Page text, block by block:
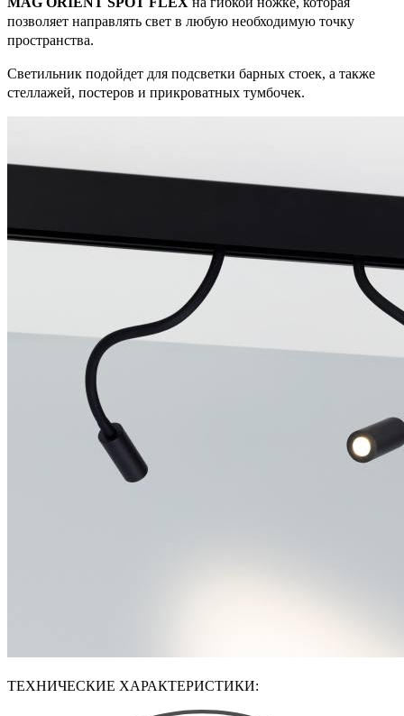
позволяет направлять свет в любую необходимую точку
пространства.
Светильник подойдет для подсветки барных стоек, а также
стеллажей, постеров и прикроватных тумбочек.
ТЕХНИЧЕСКИЕ ХАРАКТЕРИСТИКИ: